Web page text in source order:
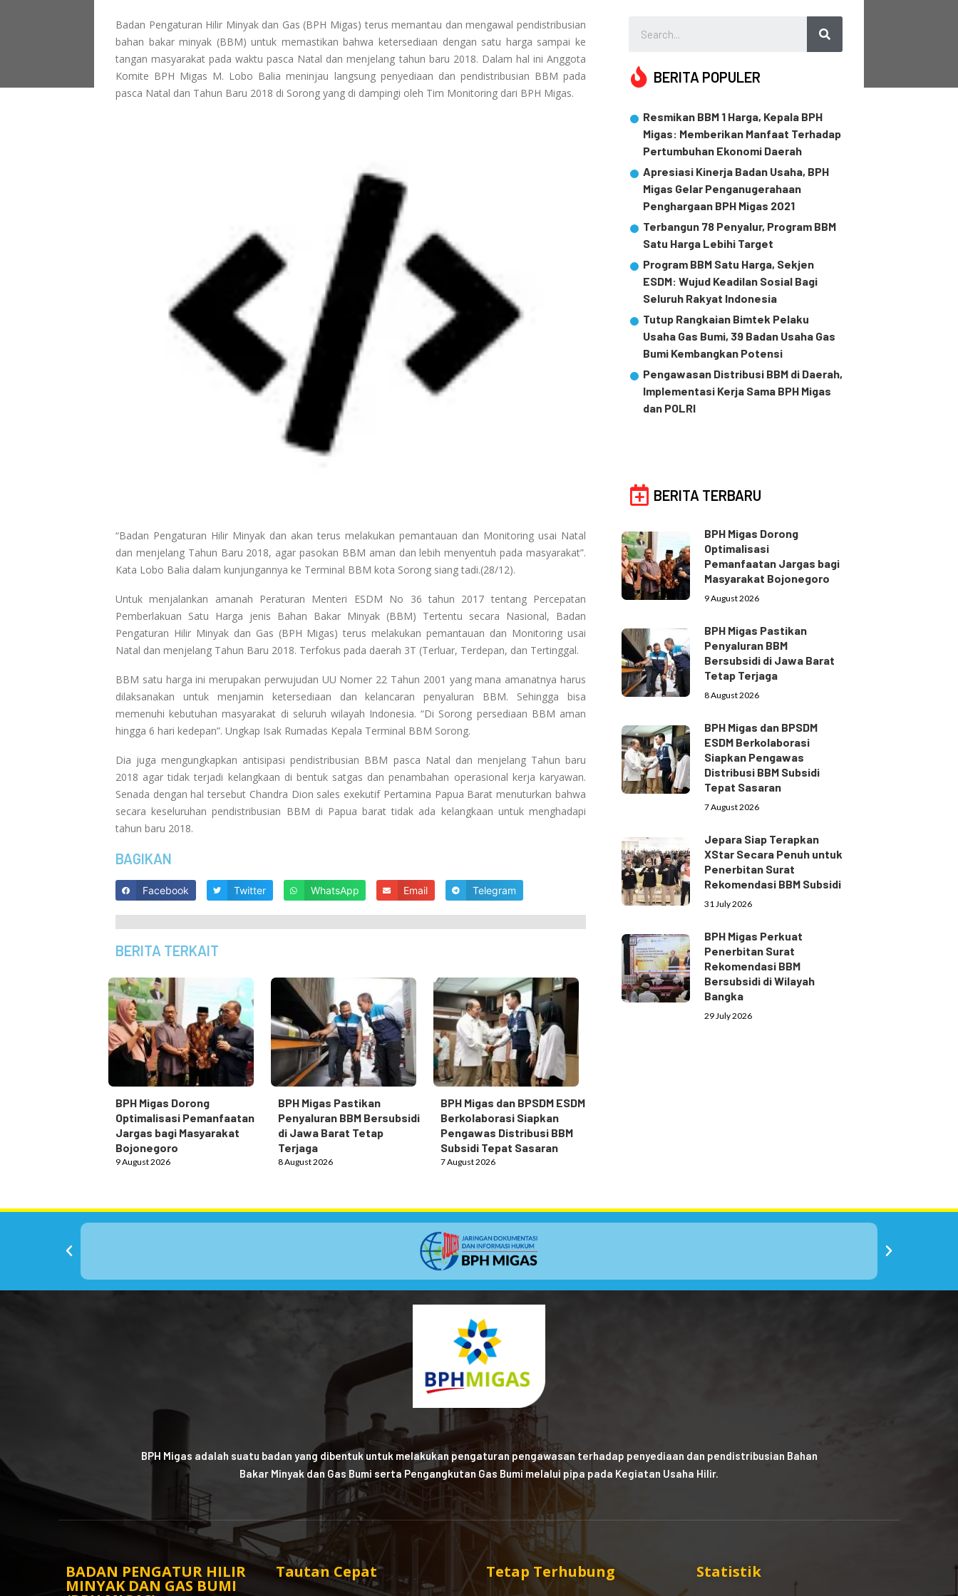
Badan Pengaturan Hilir Minyak dan Gas (BPH Migas) terus memantau dan mengawal pendistribusian
bahan bakar minyak (BBM) untuk memastikan bahwa ketersediaan dengan satu harga sampai ke
tangan masyarakat pada waktu pasca Natal dan menjelang tahun baru 2018. Dalam hal ini Anggota
Komite BPH Migas M. Lobo Balia meninjau langsung penyediaan dan pendistribusian BBM pada
pasca Natal dan Tahun Baru 2018 di Sorong yang di dampingi oleh Tim Monitoring dari BPH Migas.
“Badan Pengaturan Hilir Minyak dan akan terus melakukan pemantauan dan Monitoring usai Natal
dan menjelang Tahun Baru 2018, agar pasokan BBM aman dan lebih menyentuh pada masyarakat”.
Kata Lobo Balia dalam kunjungannya ke Terminal BBM kota Sorong siang tadi.(28/12).
Untuk menjalankan amanah Peraturan Menteri ESDM No 36 tahun 2017 tentang Percepatan
Pemberlakuan Satu Harga jenis Bahan Bakar Minyak (BBM) Tertentu secara Nasional, Badan
Pengaturan Hilir Minyak dan Gas (BPH Migas) terus melakukan pemantauan dan Monitoring usai
Natal dan menjelang Tahun Baru 2018. Terfokus pada daerah 3T (Terluar, Terdepan, dan Tertinggal.
BBM satu harga ini merupakan perwujudan UU Nomer 22 Tahun 2001 yang mana amanatnya harus
dilaksanakan untuk menjamin ketersediaan dan kelancaran penyaluran BBM. Sehingga bisa
memenuhi kebutuhan masyarakat di seluruh wilayah Indonesia. “Di Sorong persediaan BBM aman
hingga 6 hari kedepan”. Ungkap Isak Rumadas Kepala Terminal BBM Sorong.
Dia juga mengungkapkan antisipasi pendistribusian BBM pasca Natal dan menjelang Tahun baru
2018 agar tidak terjadi kelangkaan di bentuk satgas dan penambahan operasional kerja karyawan.
Senada dengan hal tersebut Chandra Dion sales exekutif Pertamina Papua Barat menuturkan bahwa
secara keseluruhan pendistribusian BBM di Papua barat tidak ada kelangkaan untuk menghadapi
tahun baru 2018.
BAGIKAN
Facebook Twitter WhatsApp Email Telegram
BERITA TERKAIT
BPH Migas Dorong
Optimalisasi Pemanfaatan
Jargas bagi Masyarakat
Bojonegoro
9 August 2026
BPH Migas Pastikan
Penyaluran BBM Bersubsidi
di Jawa Barat Tetap
Terjaga
8 August 2026
BPH Migas dan BPSDM ESDM
Berkolaborasi Siapkan
Pengawas Distribusi BBM
Subsidi Tepat Sasaran
7 August 2026
BERITA POPULER
Resmikan BBM 1 Harga, Kepala BPH
Migas: Memberikan Manfaat Terhadap
Pertumbuhan Ekonomi Daerah
Apresiasi Kinerja Badan Usaha, BPH
Migas Gelar Penganugerahaan
Penghargaan BPH Migas 2021
Terbangun 78 Penyalur, Program BBM
Satu Harga Lebihi Target
Program BBM Satu Harga, Sekjen
ESDM: Wujud Keadilan Sosial Bagi
Seluruh Rakyat Indonesia
Tutup Rangkaian Bimtek Pelaku
Usaha Gas Bumi, 39 Badan Usaha Gas
Bumi Kembangkan Potensi
Pengawasan Distribusi BBM di Daerah,
Implementasi Kerja Sama BPH Migas
dan POLRI
BERITA TERBARU
BPH Migas Dorong
Optimalisasi
Pemanfaatan Jargas bagi
Masyarakat Bojonegoro
9 August 2026
BPH Migas Pastikan
Penyaluran BBM
Bersubsidi di Jawa Barat
Tetap Terjaga
8 August 2026
BPH Migas dan BPSDM
ESDM Berkolaborasi
Siapkan Pengawas
Distribusi BBM Subsidi
Tepat Sasaran
7 August 2026
Jepara Siap Terapkan
XStar Secara Penuh untuk
Penerbitan Surat
Rekomendasi BBM Subsidi
31 July 2026
BPH Migas Perkuat
Penerbitan Surat
Rekomendasi BBM
Bersubsidi di Wilayah
Bangka
29 July 2026
BPH Migas adalah suatu badan yang dibentuk untuk melakukan pengaturan pengawasan terhadap penyediaan dan pendistribusian Bahan
Bakar Minyak dan Gas Bumi serta Pengangkutan Gas Bumi melalui pipa pada Kegiatan Usaha Hilir.
BADAN PENGATUR HILIR
MINYAK DAN GAS BUMI
Tautan Cepat Tetap Terhubung Statistik